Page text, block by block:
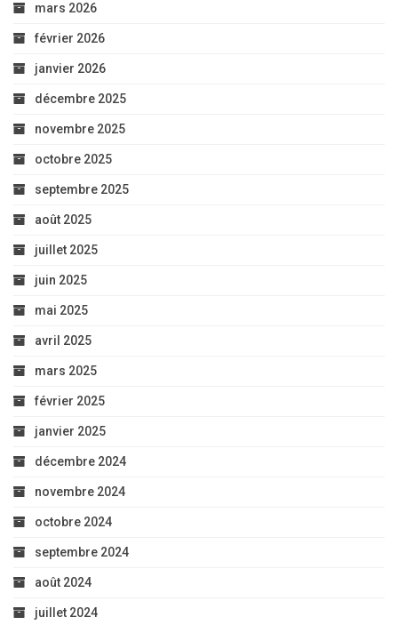
mars 2026
février 2026
janvier 2026
décembre 2025
novembre 2025
octobre 2025
septembre 2025
août 2025
juillet 2025
juin 2025
mai 2025
avril 2025
mars 2025
février 2025
janvier 2025
décembre 2024
novembre 2024
octobre 2024
septembre 2024
août 2024
juillet 2024